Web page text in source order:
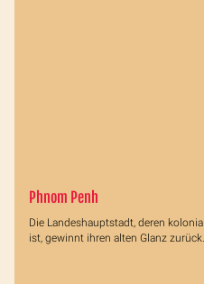
Phnom Penh
Die Landeshauptstadt, deren
ist, gewinnt ihren alten Glanz zurück.